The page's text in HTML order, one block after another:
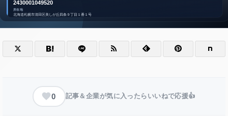
0 記事＆企業が気に入ったらいいねで応援👍